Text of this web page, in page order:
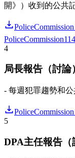
開》）收到的公共
4
局長報告（討論
- 每週犯罪趨勢和
5
DPA主任報告（